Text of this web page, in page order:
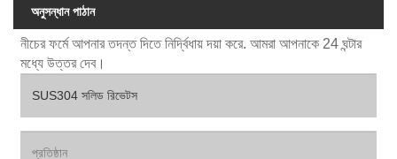
অনুসন্ধান পাঠান
নীচের ফর্মে আপনার তদন্ত দিতে নির্দ্বিধায় দয়া করে. আমরা আপনাকে 24 ঘন্টার
মধ্যে উত্তর দেব।